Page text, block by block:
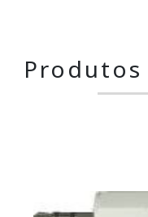
Produtos